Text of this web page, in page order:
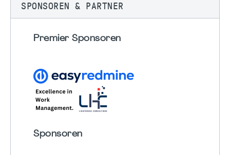
SPONSOREN & PARTNER
Premier Sponsoren
Sponsoren